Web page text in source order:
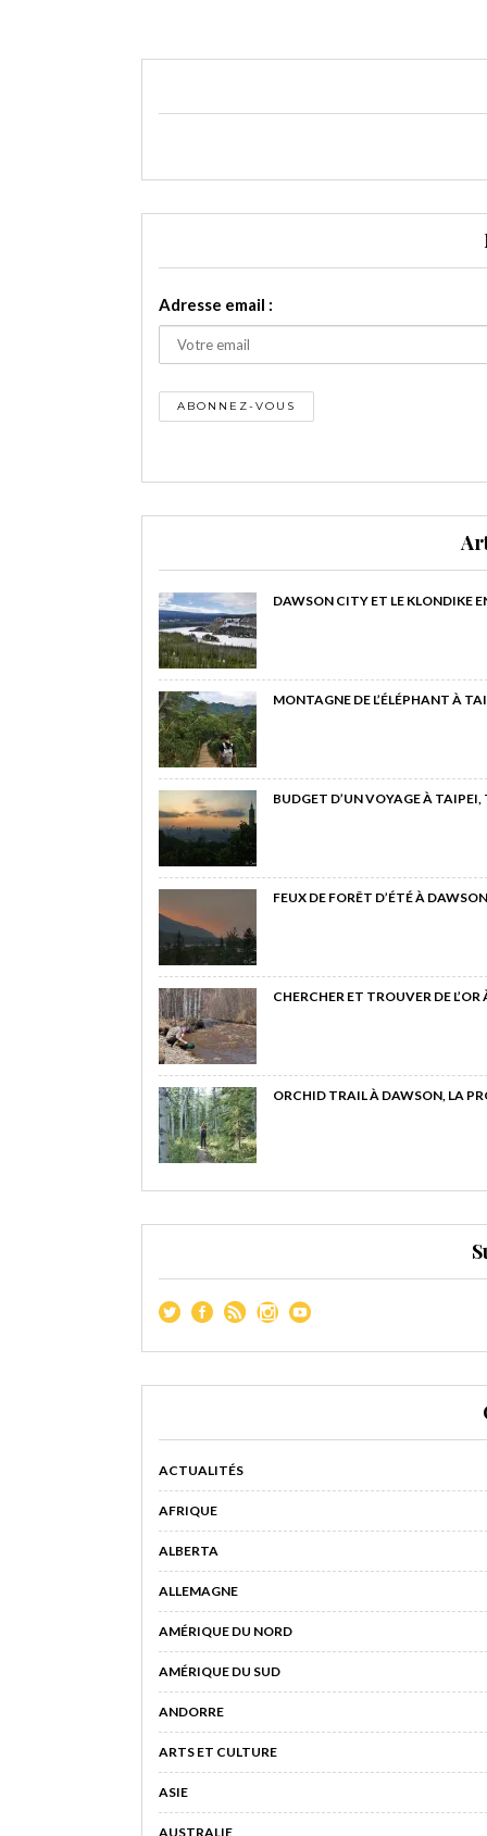
Adresse email :
DAWSON CITY ET LE KLONDIKE
MONTAGNE DE L’ÉLÉPHANT À
BUDGET D’UN VOYAGE À
FEUX DE FORÊT D’ÉTÉ À
CHERCHER ET TROUVER DE
ORCHID TRAIL À DAWSON, LA
ACTUALITÉS
AFRIQUE
ALBERTA
ALLEMAGNE
AMÉRIQUE DU NORD
AMÉRIQUE DU SUD
ANDORRE
ARTS ET CULTURE
ASIE
AUSTRALIE